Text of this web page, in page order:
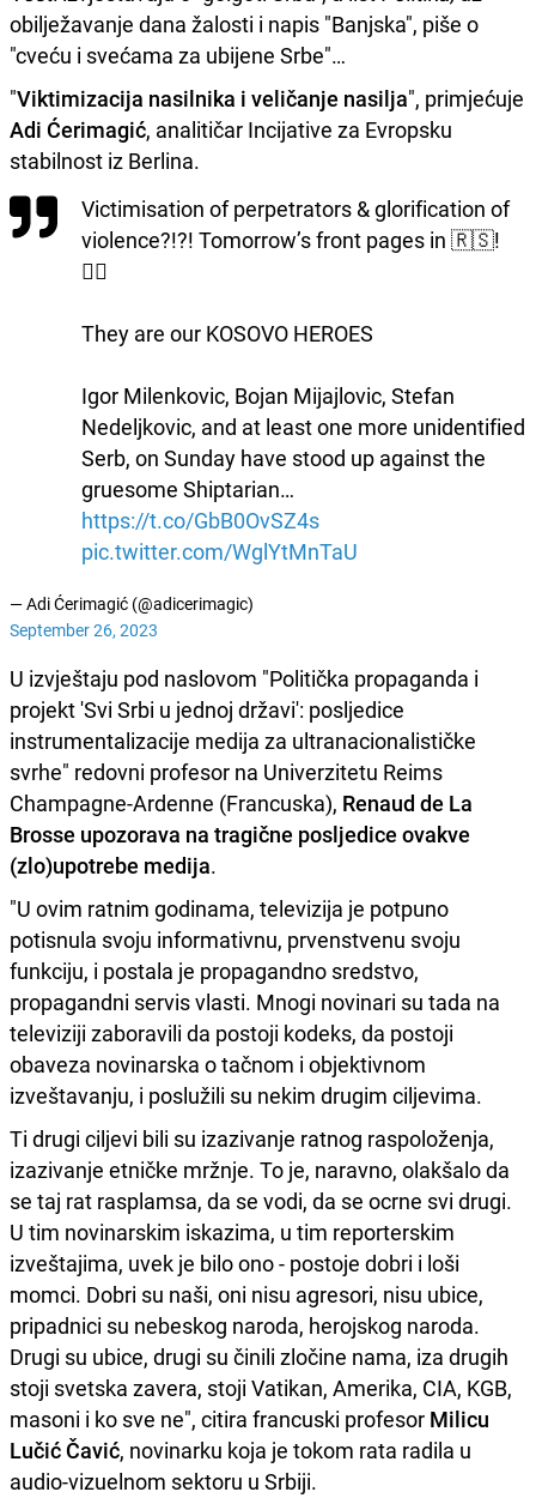
obilježavanje dana žalosti i napis "Banjska", piše o
"cveću i svećama za ubijene Srbe"…
"Viktimizacija nasilnika i veličanje nasilja", primjećuje
Adi Ćerimagić, analitičar Incijative za Evropsku
stabilnost iz Berlina.
Victimisation of perpetrators & glorification of
violence?!?! Tomorrow’s front pages in 🇷🇸!
👇🏼
They are our KOSOVO HEROES
Igor Milenkovic, Bojan Mijajlovic, Stefan
Nedeljkovic, and at least one more unidentified
Serb, on Sunday have stood up against the
gruesome Shiptarian…
https://t.co/GbB0OvSZ4s
pic.twitter.com/WglYtMnTaU
— Adi Ćerimagić (@adicerimagic)
September 26, 2023
U izvještaju pod naslovom "Politička propaganda i
projekt 'Svi Srbi u jednoj državi': posljedice
instrumentalizacije medija za ultranacionalističke
svrhe" redovni profesor na Univerzitetu Reims
Champagne-Ardenne (Francuska), Renaud de La
Brosse upozorava na tragične posljedice ovakve
(zlo)upotrebe medija.
"U ovim ratnim godinama, televizija je potpuno
potisnula svoju informativnu, prvenstvenu svoju
funkciju, i postala je propagandno sredstvo,
propagandni servis vlasti. Mnogi novinari su tada na
televiziji zaboravili da postoji kodeks, da postoji
obaveza novinarska o tačnom i objektivnom
izveštavanju, i poslužili su nekim drugim ciljevima.
Ti drugi ciljevi bili su izazivanje ratnog raspoloženja,
izazivanje etničke mržnje. To je, naravno, olakšalo da
se taj rat rasplamsa, da se vodi, da se ocrne svi drugi.
U tim novinarskim iskazima, u tim reporterskim
izveštajima, uvek je bilo ono - postoje dobri i loši
momci. Dobri su naši, oni nisu agresori, nisu ubice,
pripadnici su nebeskog naroda, herojskog naroda.
Drugi su ubice, drugi su činili zločine nama, iza drugih
stoji svetska zavera, stoji Vatikan, Amerika, CIA, KGB,
masoni i ko sve ne", citira francuski profesor Milicu
Lučić Čavić, novinarku koja je tokom rata radila u
audio-vizuelnom sektoru u Srbiji.